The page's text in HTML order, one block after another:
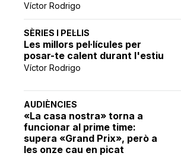
Víctor Rodrigo
SÈRIES I PEL·LIS
Les millors pel·lícules per
posar-te calent durant l'estiu
Víctor Rodrigo
AUDIÈNCIES
«La casa nostra» torna a
funcionar al prime time:
supera «Grand Prix», però a
les onze cau en picat